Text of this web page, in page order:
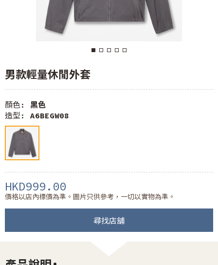
男款輕量休閒外套
顏色: 黑色
造型: A6BEGW08
HKD999.00
價格以店內標價為準。圖片只供參考，一切以實物為準。
尋找店舖